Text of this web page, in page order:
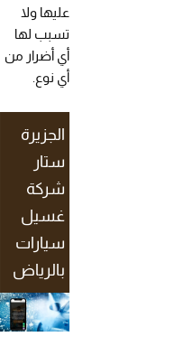
عليها ولا
تسبب لها
أي أضرار من
أي نوع.
الجزيرة
ستار
شركة
غسيل
سيارات
بالرياض